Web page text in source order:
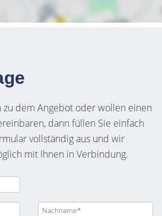
zu dem Angebot oder wollen einen
dann füllen Sie einfach
vollständig aus und wir
mit Ihnen in Verbindung.